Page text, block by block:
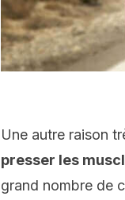
Une autre raison
presser les
grand nombre de